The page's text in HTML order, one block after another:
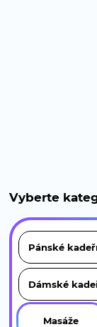
Vyberte
Pánské
Dámské
Masáže